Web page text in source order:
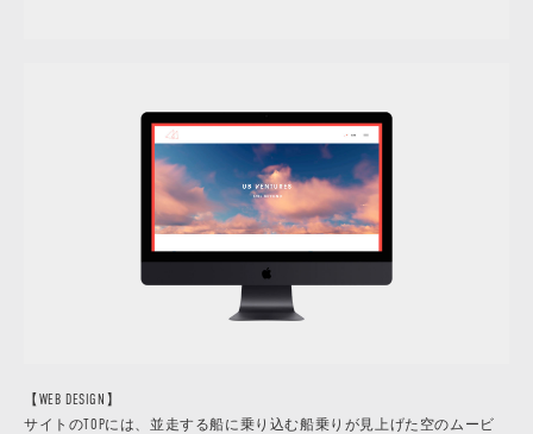
【WEB DESIGN】
サイトのTOPには、並走する船に乗り込む船乗りが見上げた空のムービ